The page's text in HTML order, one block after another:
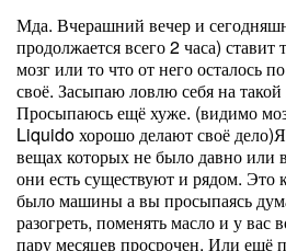
Мда. Вчерашний вечер и
продолжается всего 2 часа)
мозг или то что от него осталось
своё. Засыпаю ловлю себя на
Просыпаюсь ещё хуже. (видимо
Liquido хорошо делают своё
вещах которых не было давно или
они есть существуют и рядом. Это
было машины а вы просыпаясь
разогреть, поменять масло и у вас
пару месяцев просрочен. Или ещё